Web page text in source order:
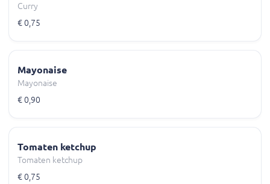
Curry
€ 0,75
Mayonaise
Mayonaise
€ 0,90
Tomaten ketchup
Tomaten ketchup
€ 0,75